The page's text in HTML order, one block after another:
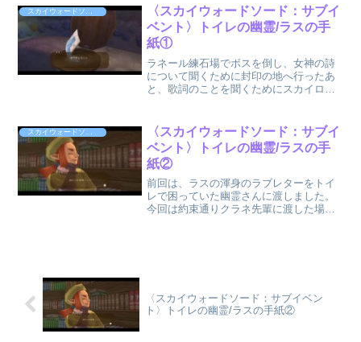
コンの方がいいのかな？だいぶ慣れてき
ましたが、バクダン...
スカイウォードソード〈Switch版〉
〈スカイウォードソード：サブイ
ベント〉トイレの幽霊/ラスの手
紙①
ラネール練石場でボスを倒し、女神の詩
について聞くために封印の地へ行ったあ
と、歌詞のことを聞くためにスカイロフ
ト、タイトルにもあるようにお手紙を渡
す相手によって分岐するお手...
〈スカイウォードソード：サブイ
ベント〉トイレの幽霊/ラスの手
紙②
前回は、ラスの渾身のラブレターをトイ
レで困っていた幽霊さんに渡しました。
今回は約束通りクラネ先輩に渡した場合
〈スカイウォードソード：サブイベン
ト〉トイレの幽霊/ラスの手紙②